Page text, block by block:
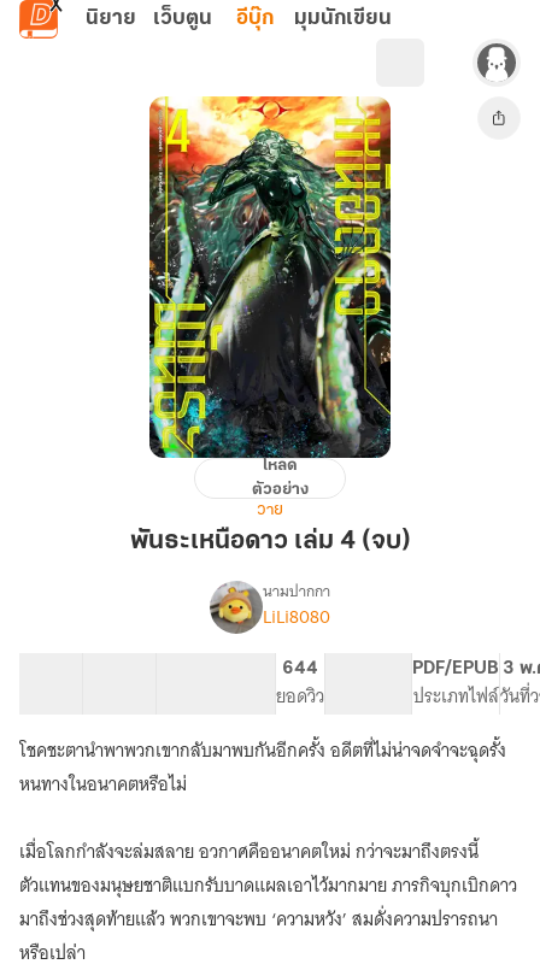
ข้ามไปยังเนื้อหาหลัก
นิยาย เว็บตูน อีบุ๊ก มุมนักเขียน
พันธะ
ดาว
โหลด
ตัวอย่าง
วาย
พันธะเหนือดาว เล่ม 4 (จบ)
เรื่อง
เหนือ
ดาว
[Omegaverse]
นามปากกา
LiLi8080
644
ยอดวิว
PDF/EPUB
ประเภทไฟล์
3 พ
วันที่
โชคชะตานำพาพวกเขากลับมาพบกันอีกครั้ง อดีตที่ไม่น่าจดจำจะฉุดรั้ง
หนทางในอนาคตหรือไม่
เมื่อโลกกำลังจะล่มสลาย อวกาศคืออนาคตใหม่ กว่าจะมาถึงตรงนี้
ตัวแทนของมนุษยชาติแบกรับบาดแผลเอาไว้มากมาย ภารกิจบุกเบิกดาว
มาถึงช่วงสุดท้ายแล้ว พวกเขาจะพบ ‘ความหวัง’ สมดั่งความปรารถนา
หรือเปล่า